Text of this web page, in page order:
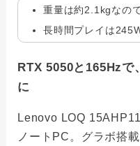
重量は約2.1kgなの
長時間プレイは
RTX 5050と165Hzで
に
Lenovo LOQ
ノートPC。グラボ搭